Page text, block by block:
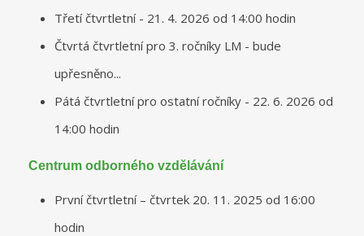
Třetí čtvrtletní - 21. 4. 2026 od 14:00 hodin
Čtvrtá čtvrtletní pro 3. ročníky LM - bude
upřesněno...
Pátá čtvrtletní pro ostatní ročníky - 22. 6. 2026 od
14:00 hodin
Centrum odborného vzdělávání
První čtvrtletní – čtvrtek 20. 11. 2025 od 16:00
hodin